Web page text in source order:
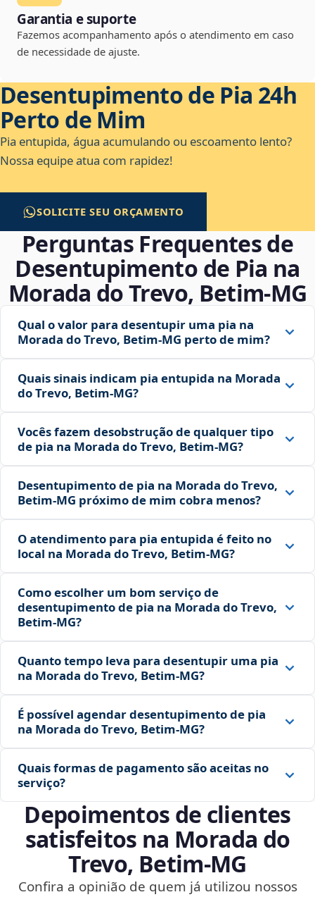
Garantia e suporte
Fazemos acompanhamento após o atendimento em caso
de necessidade de ajuste.
Desentupimento de Pia 24h
Perto de Mim
Pia entupida, água acumulando ou escoamento lento?
Nossa equipe atua com rapidez!
SOLICITE SEU ORÇAMENTO
Perguntas Frequentes de
Desentupimento de Pia na
Morada do Trevo, Betim‑MG
Qual o valor para desentupir uma pia na
Morada do Trevo, Betim‑MG perto de mim?
Quais sinais indicam pia entupida na Morada
do Trevo, Betim‑MG?
Vocês fazem desobstrução de qualquer tipo
de pia na Morada do Trevo, Betim‑MG?
Desentupimento de pia na Morada do Trevo,
Betim‑MG próximo de mim cobra menos?
O atendimento para pia entupida é feito no
local na Morada do Trevo, Betim‑MG?
Como escolher um bom serviço de
desentupimento de pia na Morada do Trevo,
Betim‑MG?
Quanto tempo leva para desentupir uma pia
na Morada do Trevo, Betim‑MG?
É possível agendar desentupimento de pia
na Morada do Trevo, Betim‑MG?
Quais formas de pagamento são aceitas no
serviço?
Depoimentos de clientes
satisfeitos na Morada do
Trevo, Betim‑MG
Confira a opinião de quem já utilizou nossos